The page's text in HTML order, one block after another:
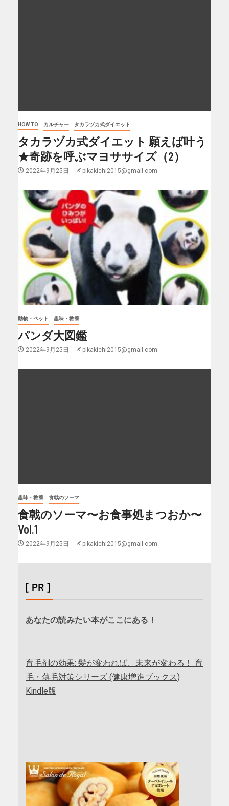
HOW TO カルチャー タカラヅカ式ダイエット
タカラヅカ式ダイエット 願えば叶う
★奇跡を呼ぶマヨササイズ（2）
2022年9月25日 pikakichi2015@gmail.com
動物・ペット 趣味・教養
パンダ大図鑑
2022年9月25日 pikakichi2015@gmail.com
趣味・教養 食戟のソーマ
食戟のソーマ〜お食事処まつおか〜
Vol.1
2022年9月25日 pikakichi2015@gmail.com
[ PR ]
あなたの読みたい本がここにある！
育毛剤の効果: 髪が変われば、未来が変わる！ 育
毛・薄毛対策シリーズ (健康増進ブックス)
Kindle版